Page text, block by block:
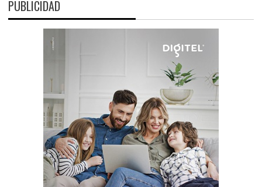
PUBLICIDAD